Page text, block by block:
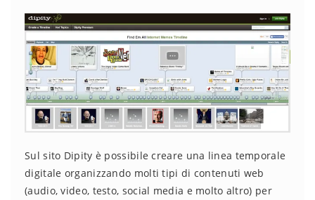
Sul sito Dipity è possibile creare una linea temporale
digitale organizzando molti tipi di contenuti web
(audio, video, testo, social media e molto altro) per